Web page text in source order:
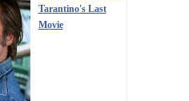
Tarantino's Last
Movie